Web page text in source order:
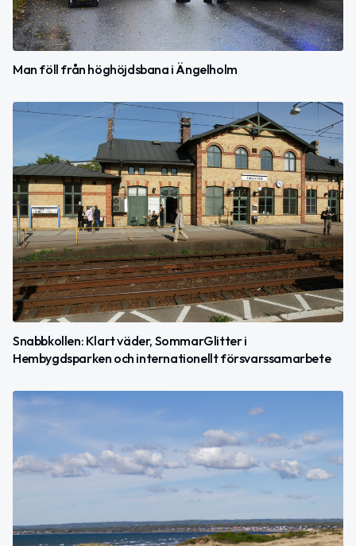
Man föll från höghöjdsbana i Ängelholm
Snabbkollen: Klart väder, SommarGlitter i
Hembygdsparken och internationellt försvarssamarbete